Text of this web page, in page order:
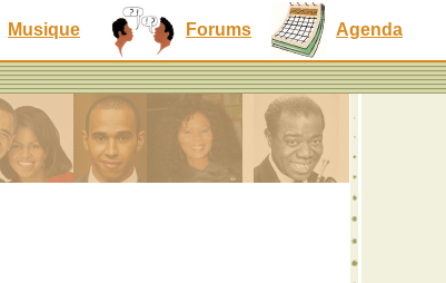
Musique Forums Agenda